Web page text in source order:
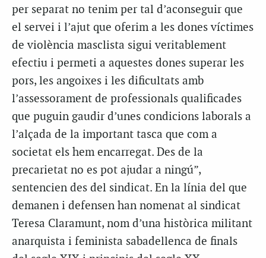
per separat no tenim per tal d’aconseguir que
el servei i l’ajut que oferim a les dones víctimes
de violència masclista sigui veritablement
efectiu i permeti a aquestes dones superar les
pors, les angoixes i les dificultats amb
l’assessorament de professionals qualificades
que puguin gaudir d’unes condicions laborals a
l’alçada de la important tasca que com a
societat els hem encarregat. Des de la
precarietat no es pot ajudar a ningú”,
sentencien des del sindicat. En la línia del que
demanen i defensen han nomenat al sindicat
Teresa Claramunt, nom d’una històrica militant
anarquista i feminista sabadellenca de finals